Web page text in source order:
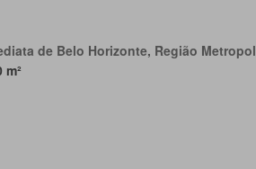
de Belo Horizonte, Região
m²